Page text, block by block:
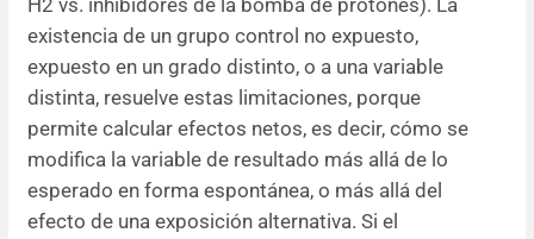
H2 vs. inhibidores de la bomba de protones). La
existencia de un grupo control no expuesto,
expuesto en un grado distinto, o a una variable
distinta, resuelve estas limitaciones, porque
permite calcular efectos netos, es decir, cómo se
modifica la variable de resultado más allá de lo
esperado en forma espontánea, o más allá del
efecto de una exposición alternativa. Si el